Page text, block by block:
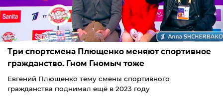
Три спортсмена Плющенко меняют спортивное
гражданство. Гном Гномыч тоже
Евгений Плющенко тему смены спортивного
гражданства поднимал ещё в 2023 году